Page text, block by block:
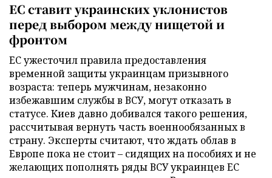
ЕС ставит украинских уклонистов
перед выбором между нищетой и
фронтом
ЕС ужесточил правила предоставления
временной защиты украинцам призывного
возраста: теперь мужчинам, незаконно
избежавшим службы в ВСУ, могут отказать в
статусе. Киев давно добивался такого решения,
рассчитывая вернуть часть военнообязанных в
страну. Эксперты считают, что ждать облав в
Европе пока не стоит – сидящих на пособиях и не
желающих пополнять ряды ВСУ украинцев ЕС